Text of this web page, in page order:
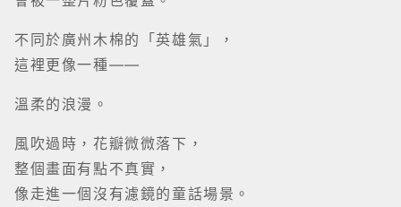
不同於廣州木棉的「英雄氣」，
這裡更像一種——
溫柔的浪漫。
風吹過時，花瓣微微落下，
整個畫面有點不真實，
像走進一個沒有濾鏡的童話場景。